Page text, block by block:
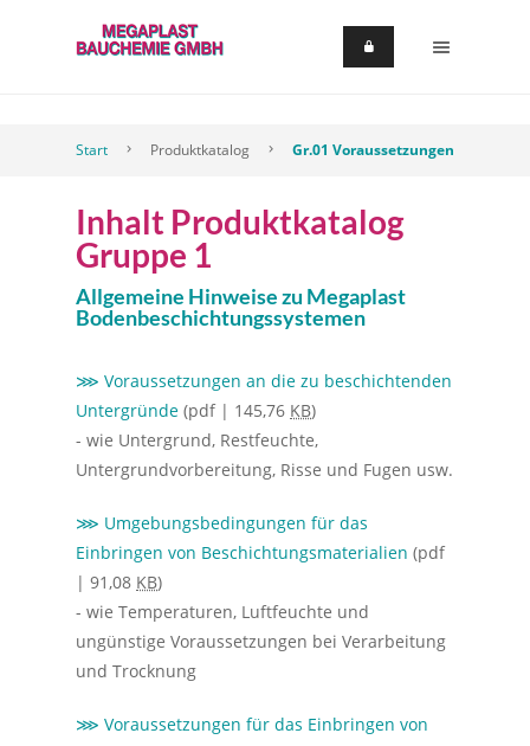
Start Produktkatalog Gr.01 Voraussetzungen
Inhalt Produktkatalog
Gruppe 1
Allgemeine Hinweise zu Megaplast
Bodenbeschichtungssystemen
⋙ Voraussetzungen an die zu beschichtenden
Untergründe (pdf | 145,76 KB)
- wie Untergrund, Restfeuchte,
Untergrundvorbereitung, Risse und Fugen usw.
⋙ Umgebungsbedingungen für das
Einbringen von Beschichtungsmaterialien (pdf
| 91,08 KB)
- wie Temperaturen, Luftfeuchte und
ungünstige Voraussetzungen bei Verarbeitung
und Trocknung
⋙ Voraussetzungen für das Einbringen von